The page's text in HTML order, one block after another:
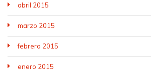
abril 2015
marzo 2015
febrero 2015
enero 2015